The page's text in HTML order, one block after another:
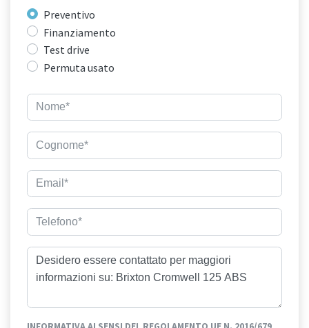
Preventivo
Finanziamento
Test drive
Permuta usato